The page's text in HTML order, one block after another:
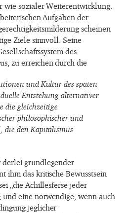
sozialer Weiterentwicklung.
Aufgaben der
scheinen
Ziele sinnvoll. Seine
des
zu erreichen durch die
und Kultur des späten
Entstehung alternativer
die gleichzeitige
philosophischer und
den Kapitalismus
grundlegender
ihm das kritische Bewusstsein
„die Achillesferse jeder
eine notwendige, wenn auch
jeglicher